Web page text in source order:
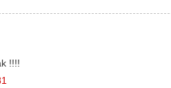
!!!!